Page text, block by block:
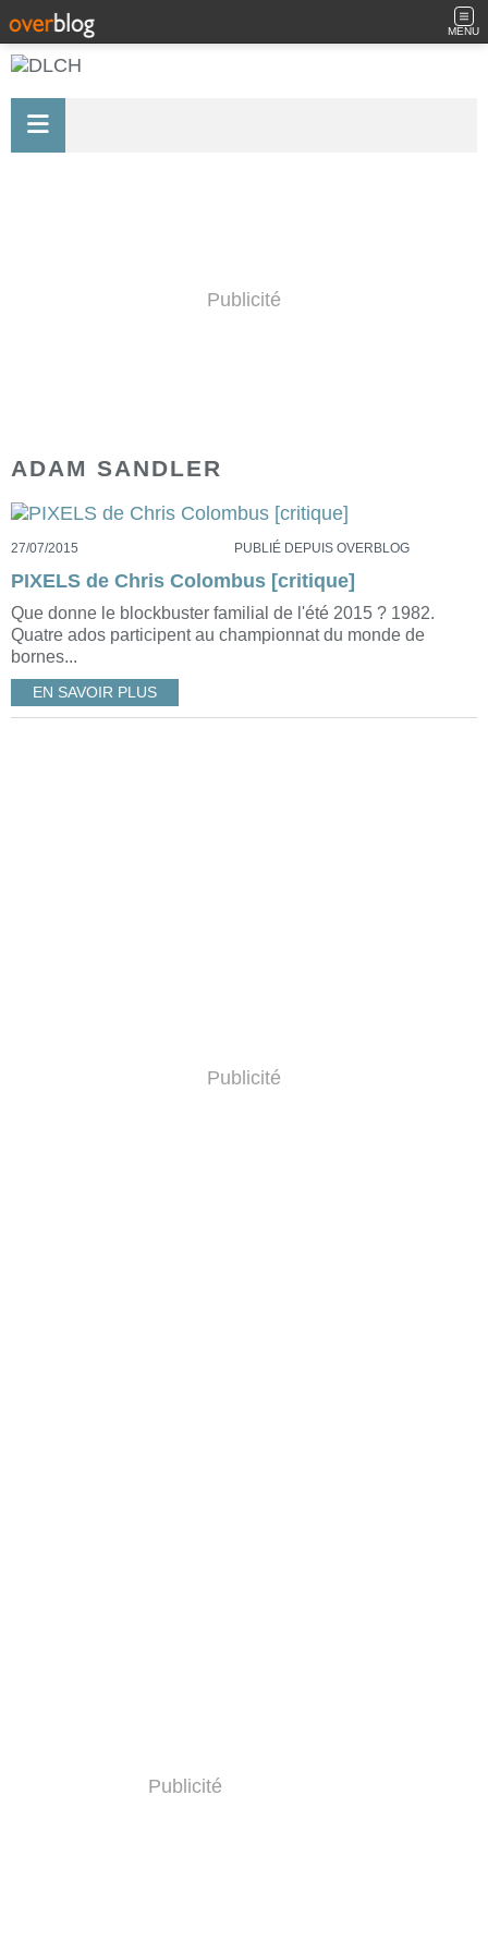
MENU
Publicité
ADAM SANDLER
27/07/2015 PUBLIÉ DEPUIS OVERBLOG
PIXELS de Chris Colombus [critique]
Que donne le blockbuster familial de l'été 2015 ? 1982.
Quatre ados participent au championnat du monde de
bornes...
EN SAVOIR PLUS
Publicité
Publicité